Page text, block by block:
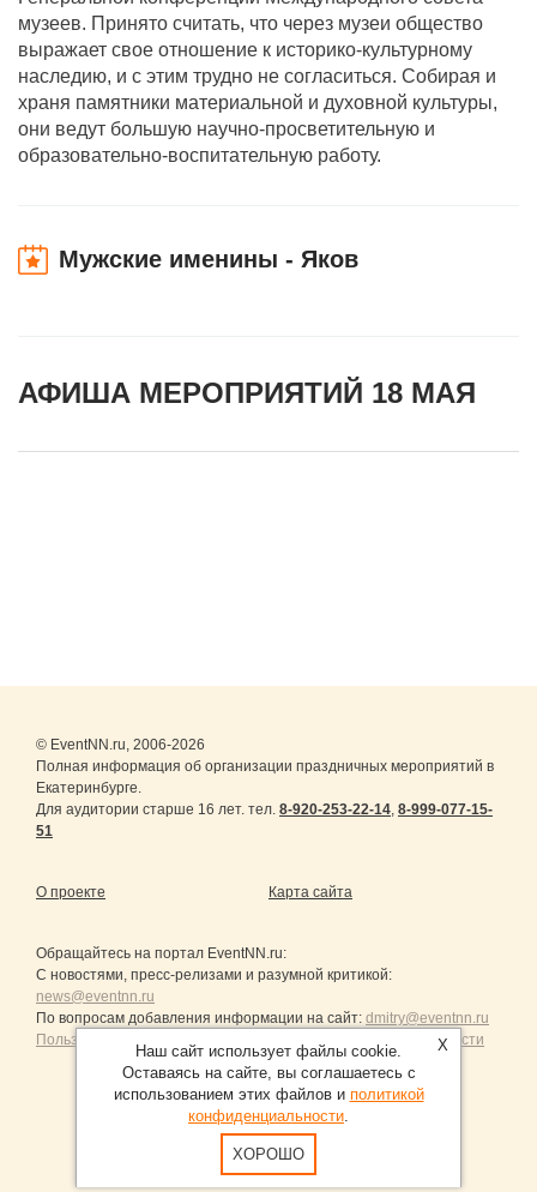
музеев. Принято считать, что через музеи общество
выражает свое отношение к историко-культурному
наследию, и с этим трудно не согласиться. Собирая и
храня памятники материальной и духовной культуры,
они ведут большую научно-просветительную и
образовательно-воспитательную работу.
Мужские именины - Яков
АФИША МЕРОПРИЯТИЙ 18 МАЯ
© EventNN.ru, 2006-2026
Полная информация об организации праздничных мероприятий в
Екатеринбурге.
Для аудитории старше 16 лет. тел. 8-920-253-22-14, 8-999-077-15-
51
О проекте Карта сайта
Обращайтесь на портал EventNN.ru:
С новостями, пресс-релизами и разумной критикой:
news@eventnn.ru
По вопросам добавления информации на сайт: dmitry@eventnn.ru
Пользовательское Соглашение и политика конфиденциальности
Продвижение сайтов Санкт-Петербург
X
Наш сайт использует файлы cookie.
Оставаясь на сайте, вы соглашаетесь с
использованием этих файлов и политикой
конфиденциальности.
ХОРОШО